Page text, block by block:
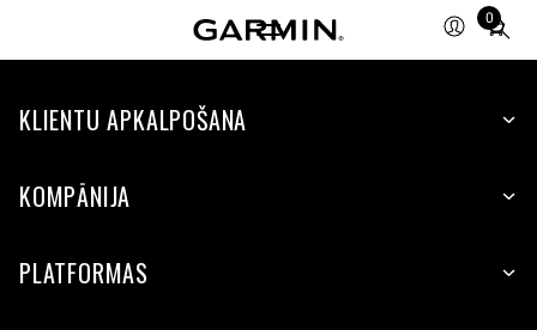
0
Total
items
cart:
KLIENTU APKALPOŠANA
KOMPĀNIJA
PLATFORMAS